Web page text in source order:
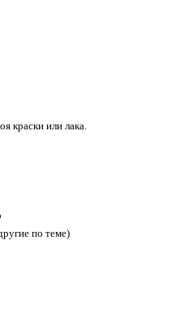
краски или лака.
по теме)